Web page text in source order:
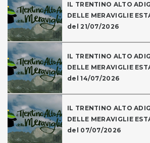
IL TRENTINO ALTO
DELLE MERAVIGLIE
del 21/07/2026
IL TRENTINO ALTO
DELLE MERAVIGLIE
del 14/07/2026
IL TRENTINO ALTO
DELLE MERAVIGLIE
del 07/07/2026